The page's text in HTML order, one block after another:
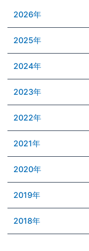
2026年
2025年
2024年
2023年
2022年
2021年
2020年
2019年
2018年